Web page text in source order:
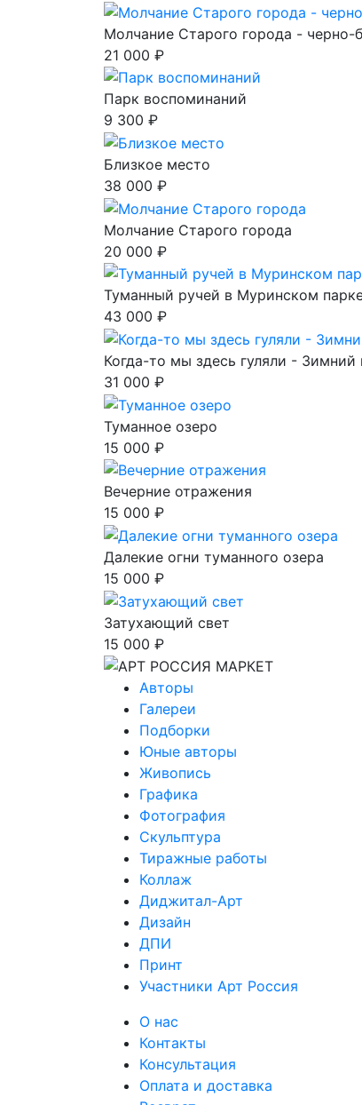
Молчание Старого города - черно-
21 000 ₽
Парк воспоминаний
9 300 ₽
Близкое место
38 000 ₽
Молчание Старого города
20 000 ₽
Туманный ручей в Муринском
43 000 ₽
Когда-то мы здесь гуляли - Зимний
31 000 ₽
Туманное озеро
15 000 ₽
Вечерние отражения
15 000 ₽
Далекие огни туманного озера
15 000 ₽
Затухающий свет
15 000 ₽
Авторы
Галереи
Подборки
Юные авторы
Живопись
Графика
Фотография
Скульптура
Тиражные работы
Коллаж
Диджитал-Арт
Дизайн
ДПИ
Принт
Участники Арт Россия
О нас
Контакты
Консультация
Оплата и доставка